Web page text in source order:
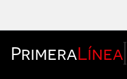
PrimeraLínea